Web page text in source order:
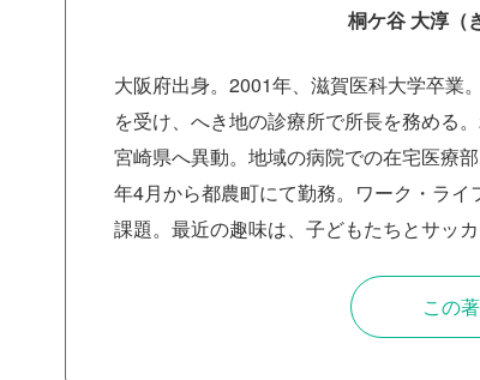
桐ケ谷 大淳（
大阪府出身。2001年、滋賀医科大学卒業
を受け、へき地の診療所で所長を務める
宮崎県へ異動。地域の病院での在宅医療
年4月から都農町にて勤務。ワーク・ラ
課題。最近の趣味は、子どもたちとサッ
この